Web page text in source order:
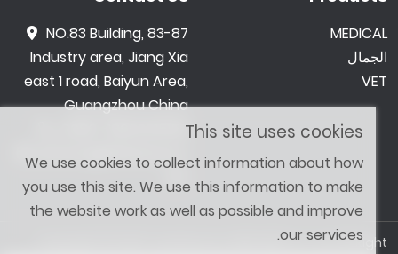
MEDICAL
الجمال
VET
NO.83 Building, 83-87
Industry area, Jiang Xia
east 1 road, Baiyun Area,
Guangzhou China
0086 -18602015159
jetwong@tbbeauty.c
Copyright © 2026 Top Beauty & MBS MED Co., Ltd. All Right
This site uses cookies
We use cookies to collect information about how
you use this site. We use this information to make
the website work as well as possible and improve
our services.